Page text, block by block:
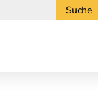
Suche